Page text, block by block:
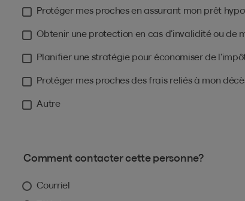
Protéger mes proches en assurant mon prêt
Obtenir une protection en cas d’invalidité ou de
Planifier une stratégie pour économiser de
Protéger mes proches des frais reliés à mon
Autre
Comment contacter cette personne?
Courriel